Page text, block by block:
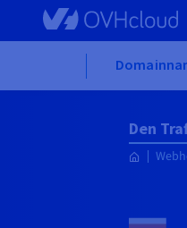
Skip to main content
Den